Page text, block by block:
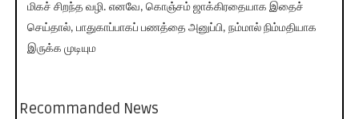
மிகச் சிறந்த வழி. எனவே, கொஞ்சம் ஜாக்கிரதையாக இதைச்
செய்தால், பாதுகாப்பாகப் பணத்தை அனுப்பி, நம்மால் நிம்மதியாக
இருக்க முடியும
Recommanded News